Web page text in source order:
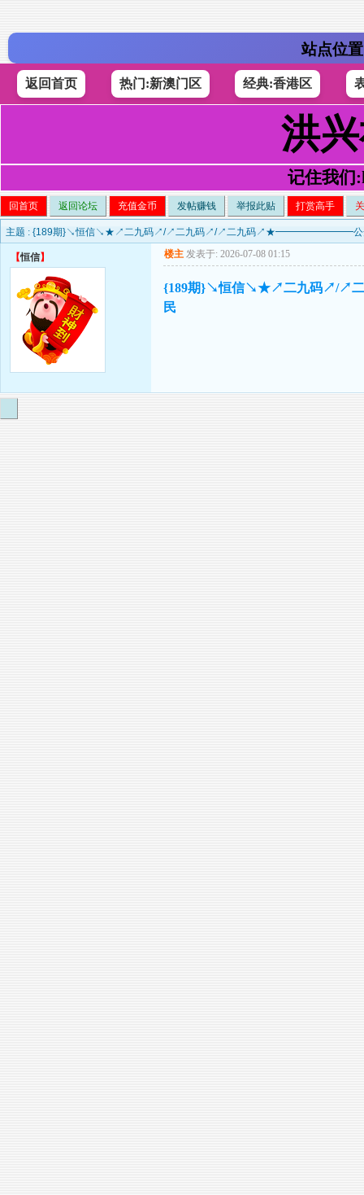
站点位
返回首页 热门:新澳门区 经典:香港区
洪
记住我们
回首页 返回论坛 充值金币 发帖赚钱 举报此贴 打赏高手
主题 : {189期}↘恒信↘★↗二九码↗/↗二九码↗/↗二九码↗★━━━━━━━━公开中
【恒信】 楼主 发表于: 2026-07-08 01:15
{189期}↘恒信↘★↗二九码↗/↗
民